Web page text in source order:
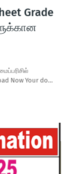
Grade
Now Your do…